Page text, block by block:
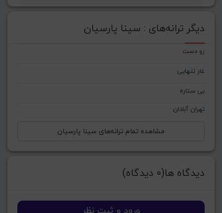
دیگر ترانه‌های : سینا پارسیان
رو دست
غار تنهایی
بی ستاره
تهران آبادان
مشاهده تمام ترانه‌های سینا پارسیان
دیدگاه ها(0 دیدگاه)